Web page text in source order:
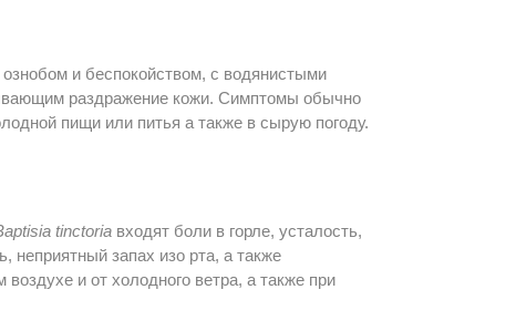
и беспокойством, с водянистыми
раздражение кожи. Симптомы обычно
пищи или питья а также в сырую погоду.
tinctoria входят боли в горле, усталость,
запах изо рта, а также
и от холодного ветра, а также при